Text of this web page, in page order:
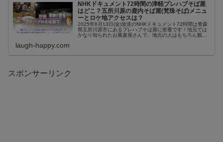
NHKドキュメント72時間の津軽プレハブそば屋
はどこ？五所川原の鹿内そば屋(梵珠そば)メニュ
ーとロケ地アクセスは？
2025年6月13日(金)放送のNHKドキュメント72時間は青森
県五所川原市にあるプレハブそば屋に密着です！地元では
かなり知られたお蕎麦屋さんで、地元の人はもちろん観光
laugh-happy.com
スポンサーリンク